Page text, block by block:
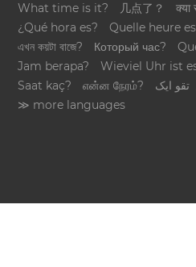
What time is it?
几点了？
¿Qué hora es?
Quelle heure
এখন কয়টা বাজে?
Который час?
Jam berapa?
Wieviel Uhr ist
Saat kaç?
என்ன நேரம்?
تقو ایک
≫ more languages